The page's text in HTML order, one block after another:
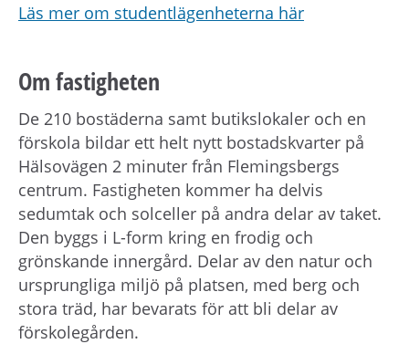
Läs mer om studentlägenheterna här
Om fastigheten
De 210 bostäderna samt butikslokaler och en
förskola bildar ett helt nytt bostadskvarter på
Hälsovägen 2 minuter från Flemingsbergs
centrum. Fastigheten kommer ha delvis
sedumtak och solceller på andra delar av taket.
Den byggs i L-form kring en frodig och
grönskande innergård. Delar av den natur och
ursprungliga miljö på platsen, med berg och
stora träd, har bevarats för att bli delar av
förskolegården.